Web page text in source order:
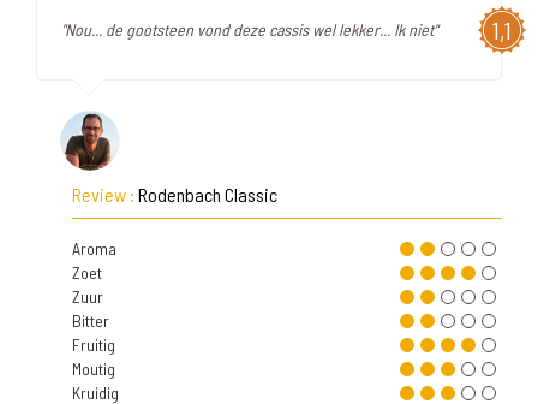
1,1
"Nou... de gootsteen vond deze cassis wel lekker... Ik niet"
Review : Rodenbach Classic
Aroma
Zoet
Zuur
Bitter
Fruitig
Moutig
Kruidig